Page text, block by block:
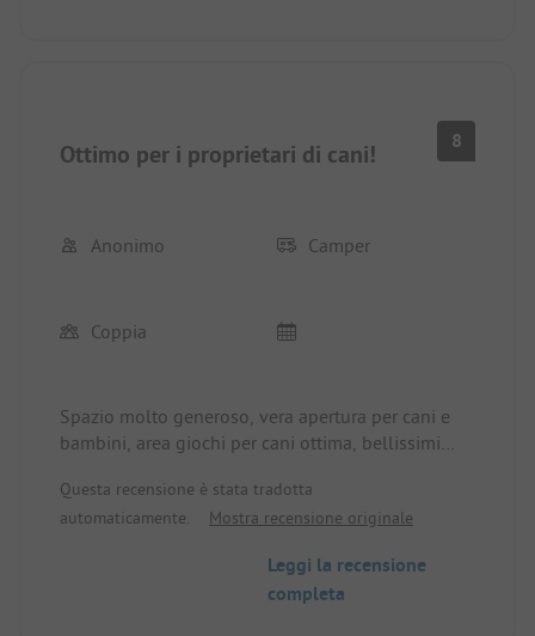
Ottimo per i proprietari di cani! 8
Anonimo Camper
Coppia
Spazio molto generoso, vera apertura per cani e
bambini, area giochi per cani ottima, bellissimi
Questa recensione è stata tradotta
automaticamente.
Mostra recensione originale
Leggi la recensione
completa